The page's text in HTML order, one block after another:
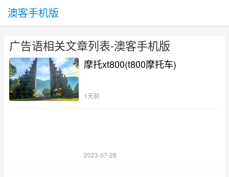
澳客手机版
广告语相关文章列表-澳客手机版
摩托xt800(t800摩托车)
1天前
2023-07-28